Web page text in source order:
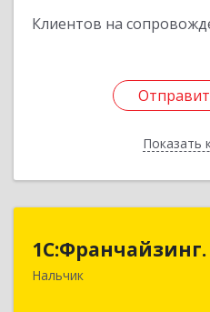
Клиентов на
Показать
1С:Франчайзинг.
Нальчик
360000, Кабардино-